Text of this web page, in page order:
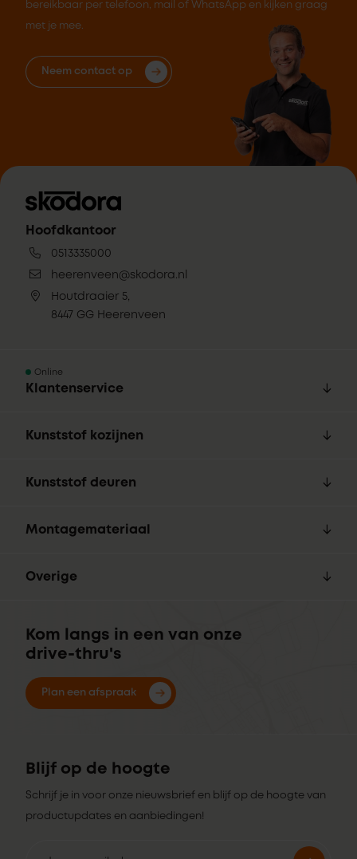
bereikbaar per telefoon, mail of WhatsApp en kijken graag
met je mee.
Neem contact op
Hoofdkantoor
0513335000
heerenveen@skodora.nl
Houtdraaier 5,
8447 GG Heerenveen
Online
Klantenservice
Kunststof kozijnen
Kunststof deuren
Montagemateriaal
Overige
Kom langs in een van onze
drive-thru's
Plan een afspraak
Blijf op de hoogte
Schrijf je in voor onze nieuwsbrief en blijf op de hoogte van
productupdates en aanbiedingen!